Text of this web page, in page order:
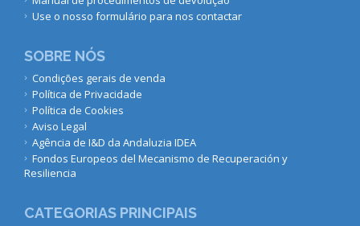
Use o nosso formulário para nos contactar
SOBRE NÓS
Condições gerais de venda
Política de Privacidade
Política de Cookies
Aviso Legal
Agência de I&D da Andaluzia IDEA
Fondos Europeos del Mecanismo de Recuperación y
Resiliencia
CATEGORIAS PRINCIPAIS